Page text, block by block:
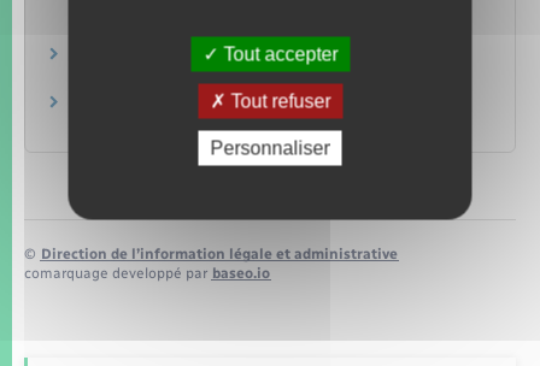
Aide juridictionnelle
Faire appel d'un jugement civil ou pénal
© Direction de l’information légale et administrative
comarquage developpé par baseo.io
Tout accepter
Tout refuser
Personnaliser